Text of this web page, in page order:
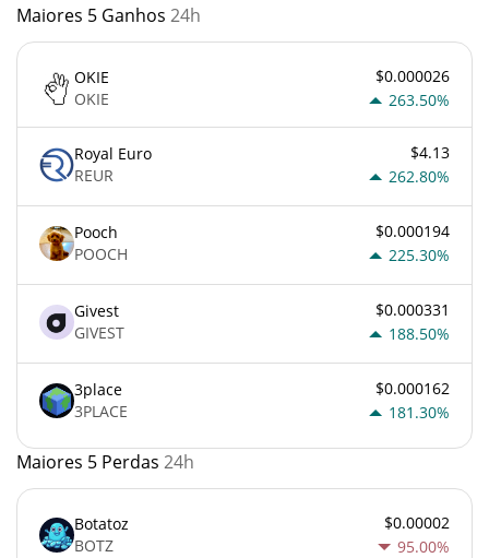
Maiores 5 Ganhos 24h
OKIE
OKIE
$0.000026
263.50%
Royal Euro
REUR
$4.13
262.80%
Pooch
POOCH
$0.000194
225.30%
Givest
GIVEST
$0.000331
188.50%
3place
3PLACE
$0.000162
181.30%
Maiores 5 Perdas 24h
Botatoz
BOTZ
$0.00002
95.00%